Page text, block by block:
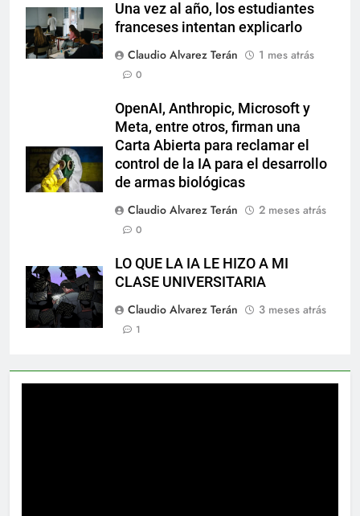
Una vez al año, los estudiantes
franceses intentan explicarlo
Claudio Alvarez Terán
1 mes atrás
0
OpenAI, Anthropic, Microsoft y
Meta, entre otros, firman una
Carta Abierta para reclamar el
control de la IA para el desarrollo
de armas biológicas
Claudio Alvarez Terán
2 meses atrás
0
LO QUE LA IA LE HIZO A MI
CLASE UNIVERSITARIA
Claudio Alvarez Terán
3 meses atrás
1